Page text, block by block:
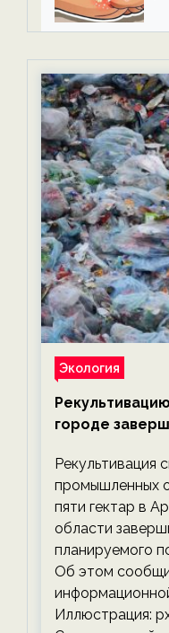
Экология
городе
экологии на
Рекультивация
промышленных
пяти гектар в
области
планируемого
Об этом
Иллюстрация: